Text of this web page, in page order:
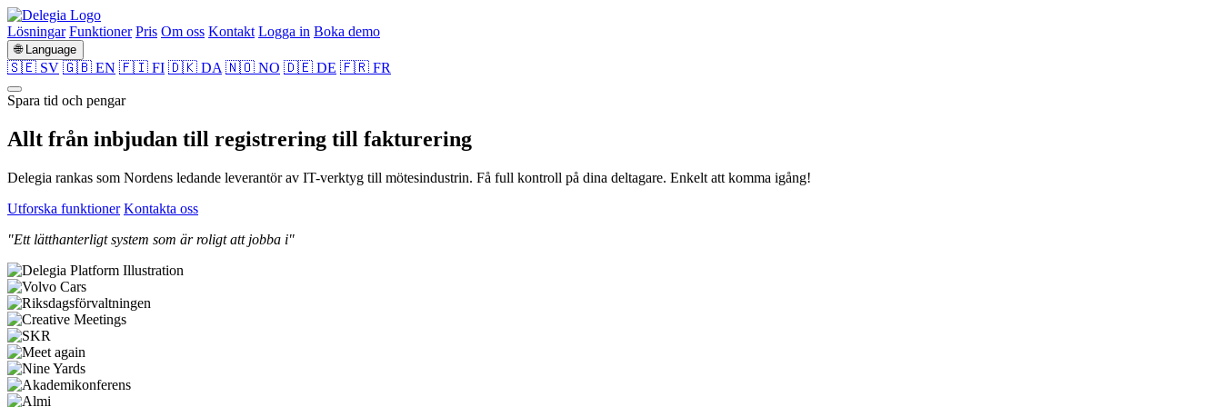
Lösningar Funktioner Pris Om oss Kontakt Logga in Boka demo
🌐 Language
🇸🇪 SV 🇬🇧 EN 🇫🇮 FI 🇩🇰 DA 🇳🇴 NO 🇩🇪 DE 🇫🇷 FR
Spara tid och pengar
Allt från inbjudan till registrering till fakturering
Delegia rankas som Nordens ledande leverantör av IT-verktyg till mötesindustrin. Få full kontroll på dina deltagare. Enkelt att komma igång!
Utforska funktioner Kontakta oss
"Ett lätthanterligt system som är roligt att jobba i"